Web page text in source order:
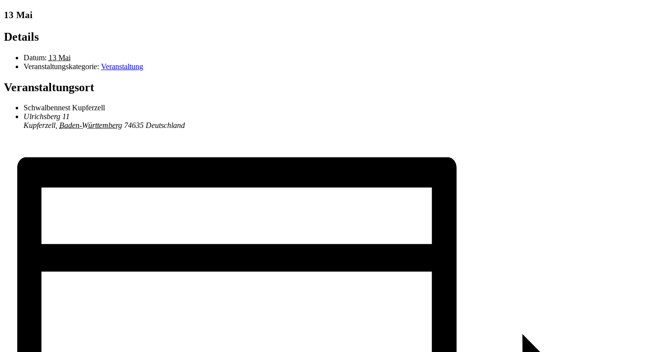
13 Mai
Details
Datum: 13 Mai
Veranstaltungskategorie: Veranstaltung
Veranstaltungsort
Schwalbennest Kupferzell
Ulrichsberg 11
Kupferzell, Baden-Württemberg 74635 Deutschland